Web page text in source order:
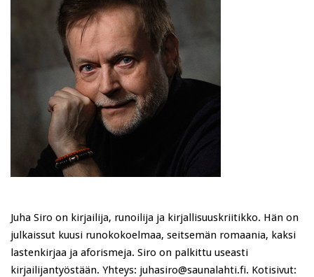
Juha Siro on kirjailija, runoilija ja kirjallisuuskriitikko. Hän on
julkaissut kuusi runokokoelmaa, seitsemän romaania, kaksi
lastenkirjaa ja aforismeja. Siro on palkittu useasti
kirjailijantyöstään. Yhteys: juhasiro@saunalahti.fi. Kotisivut: